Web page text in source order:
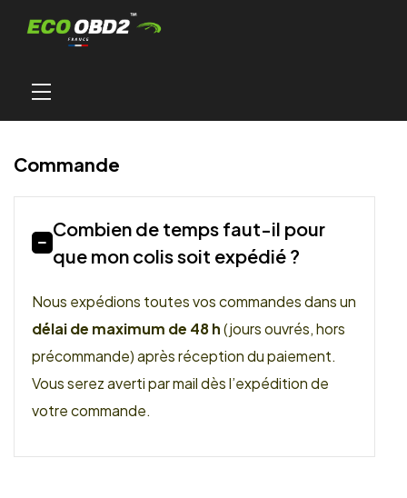
Commande
Combien de temps faut-il pour
que mon colis soit expédié ?
Nous expédions toutes vos commandes dans un
délai de maximum de 48 h(jours ouvrés, hors
précommande) après réception du paiement.
Vous serez averti par mail dès l’expédition de
votre commande.